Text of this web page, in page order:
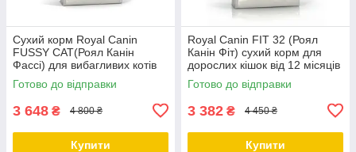
Сухий корм Royal Canin
FUSSY CAT(Роял Канін
Фассі) для вибагливих котів
10 кг
Готово до відправки
3 648 ₴ 4 800 ₴
Купити
Royal Canin FIT 32 (Роял
Канін Фіт) сухий корм для
дорослих кішок від 12 місяців
до 7 років, 10 КГ
Готово до відправки
3 382 ₴ 4 450 ₴
Купити